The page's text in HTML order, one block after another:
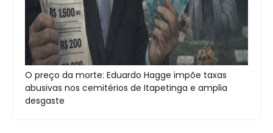
O preço da morte: Eduardo Hagge impõe taxas
abusivas nos cemitérios de Itapetinga e amplia
desgaste